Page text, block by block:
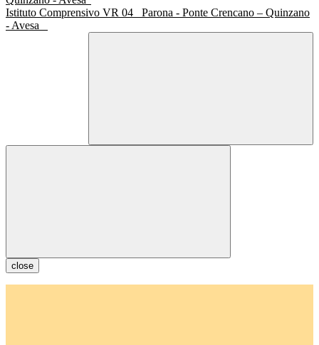
Istituto Comprensivo VR 04
Parona - Ponte Crencano – Quinzano
- Avesa
close